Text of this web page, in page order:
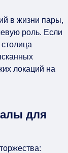
в жизни пары,
роль. Если
локаций на
для